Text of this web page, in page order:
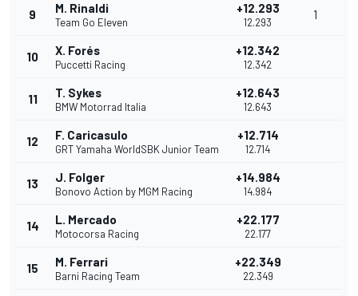
9 M. Rinaldi
Team Go Eleven
+12.293
12.293
1
10 X. Forés
Puccetti Racing
+12.342
12.342
11 T. Sykes
BMW Motorrad Italia
+12.643
12.643
12 F. Caricasulo
GRT Yamaha WorldSBK Junior Team
+12.714
12.714
13 J. Folger
Bonovo Action by MGM Racing
+14.984
14.984
14 L. Mercado
Motocorsa Racing
+22.177
22.177
15 M. Ferrari
Barni Racing Team
+22.349
22.349